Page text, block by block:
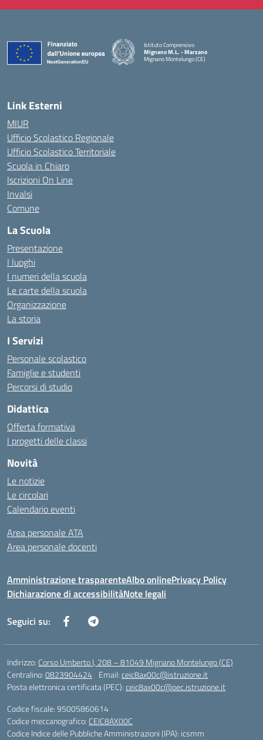
Istituto Comprensivo
Mignano M.L. - Marzano
Mignano Montelungo (CE)
— Visita la pagina iniziale della scuola
Link Esterni
MIUR
Ufficio Scolastico Regionale
Ufficio Scolastico Territoriale
Scuola in Chiaro
Iscrizioni On Line
Invalsi
Comune
La Scuola
Presentazione
I luoghi
I numeri della scuola
Le carte della scuola
Organizzazione
La storia
I Servizi
Personale scolastico
Famiglie e studenti
Percorsi di studio
Didattica
Offerta formativa
I progetti delle classi
Novità
Le notizie
Le circolari
Calendario eventi
Area personale ATA
Area personale docenti
Amministrazione trasparenteAlbo onlinePrivacy Policy
Dichiarazione di accessibilitàNote legali
Seguici su:
Indirizzo: Corso Umberto I, 208 – 81049 Mignano Montelungo (CE)
Centralino:0823904424 Email:ceic8ax00c@istruzione.it
Posta elettronica certificata (PEC):ceic8ax00c@pec.istruzione.it
Codice fiscale: 95005860614
Codice meccanografico: CEIC8AX00C
Codice Indice delle Pubbliche Amministrazioni (IPA): icsmm